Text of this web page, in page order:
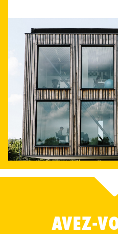
AVEZ-